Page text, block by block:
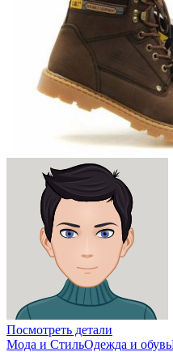
Посмотреть детали
Мода и СтильОдежда и обувь